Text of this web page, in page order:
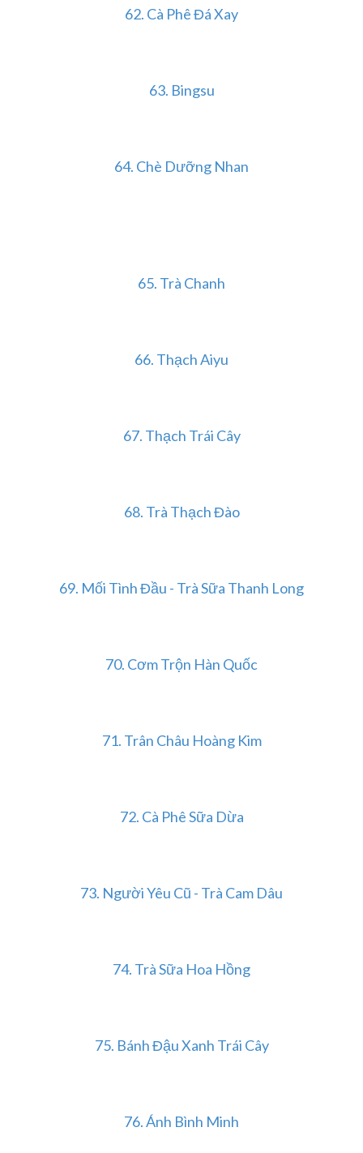
62. Cà Phê Đá Xay
63. Bingsu
64. Chè Dưỡng Nhan
65. Trà Chanh
66. Thạch Aiyu
67. Thạch Trái Cây
68. Trà Thạch Đào
69. Mối Tình Đầu - Trà Sữa Thanh Long
70. Cơm Trộn Hàn Quốc
71. Trân Châu Hoàng Kim
72. Cà Phê Sữa Dừa
73. Người Yêu Cũ - Trà Cam Dâu
74. Trà Sữa Hoa Hồng
75. Bánh Đậu Xanh Trái Cây
76.Ánh Bình Minh